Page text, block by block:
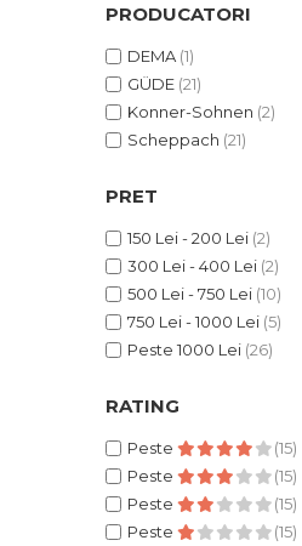
Stetoscop Auto
Tester Compresie Auto
Truse reparatii anvelope
esapament
Scule de Mana
PRODUCATORI
DEMA (1)
GÜDE (21)
Konner-Sohnen (2)
Scheppach (21)
PRET
150 Lei - 200 Lei (2)
300 Lei - 400 Lei (2)
500 Lei - 750 Lei (10)
750 Lei - 1000 Lei (5)
Peste 1000 Lei (26)
RATING
Peste
(15)
Peste
(15)
Peste
(15)
Peste
(15)